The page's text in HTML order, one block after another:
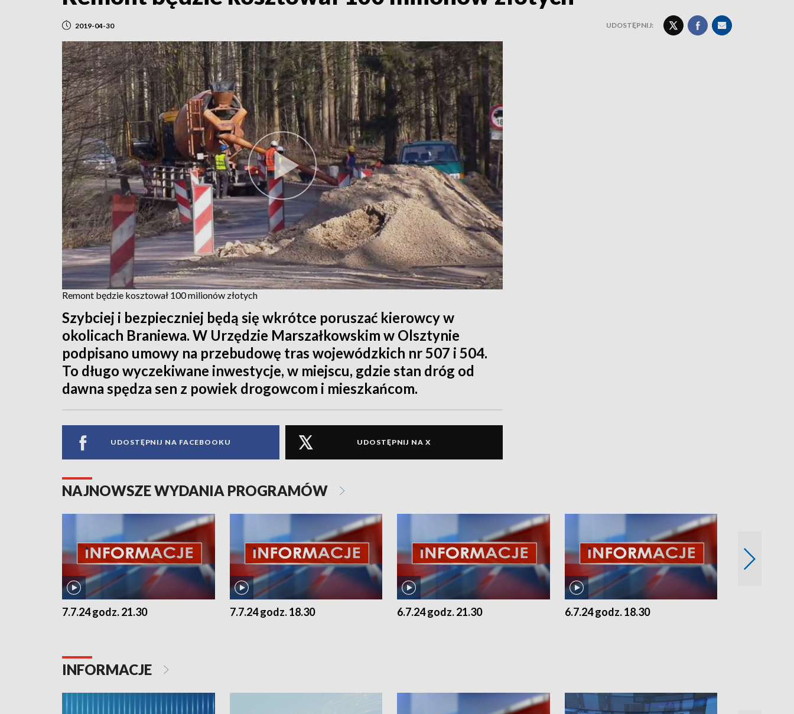
2019-04-30 UDOSTĘPNIJ:
Remont będzie kosztował 100 milionów złotych
Szybciej i bezpieczniej będą się wkrótce poruszać kierowcy w
okolicach Braniewa. W Urzędzie Marszałkowskim w Olsztynie
podpisano umowy na przebudowę tras wojewódzkich nr 507 i 504.
To długo wyczekiwane inwestycje, w miejscu, gdzie stan dróg od
dawna spędza sen z powiek drogowcom i mieszkańcom.
UDOSTĘPNIJ NA FACEBOOKU UDOSTĘPNIJ NA X
NAJNOWSZE WYDANIA PROGRAMÓW
7.7.24 godz. 21.30 7.7.24 godz. 18.30 6.7.24 godz. 21.30 6.7.24 godz. 18.30
INFORMACJE